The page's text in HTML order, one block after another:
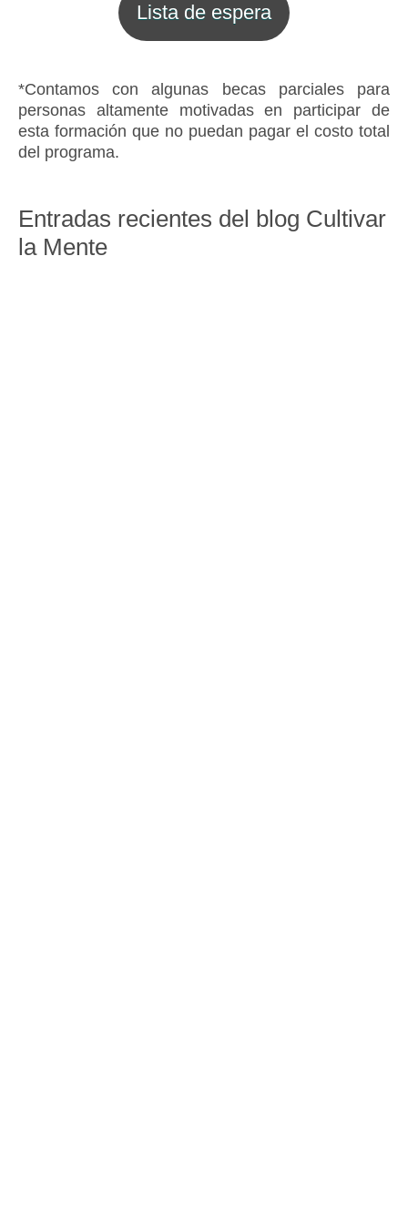
Lista de espera
*Contamos con algunas becas parciales para
personas altamente motivadas en participar de
esta formación que no puedan pagar el costo total
del programa.
Entradas recientes del blog Cultivar
la Mente